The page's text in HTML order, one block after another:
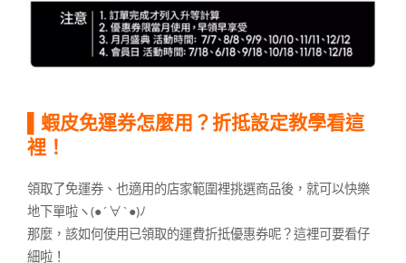
▌蝦皮免運券怎麼用？折抵設定教學看這
裡！
領取了免運券、也適用的店家範圍裡挑選商品後，就可以快樂
地下單啦ヽ(●´∀`●)ﾉ
那麼，該如何使用已領取的運費折抵優惠券呢？這裡可要看仔
細啦！